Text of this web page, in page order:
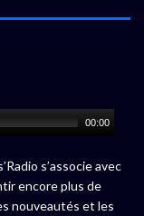
00:00
s’associe avec
encore plus de
nouveautés et les